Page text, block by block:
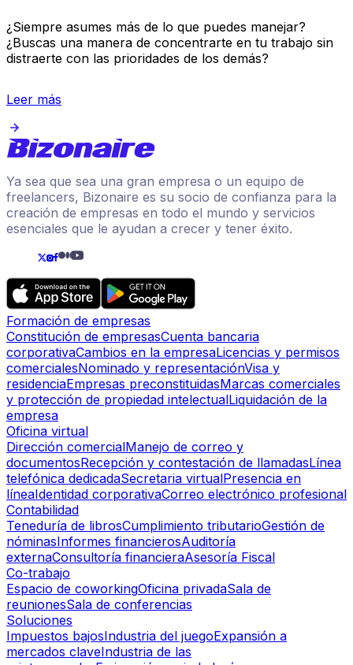
¿Siempre asumes más de lo que puedes manejar?
¿Buscas una manera de concentrarte en tu trabajo sin
distraerte con las prioridades de los demás?
Leer más
Ya sea que sea una gran empresa o un equipo de
freelancers, Bizonaire es su socio de confianza para la
creación de empresas en todo el mundo y servicios
esenciales que le ayudan a crecer y tener éxito.
Formación de empresas
Constitución de empresasCuenta bancaria
corporativaCambios en la empresaLicencias y permisos
comercialesNominado y representaciónVisa y
residenciaEmpresas preconstituidasMarcas comerciales
y protección de propiedad intelectualLiquidación de la
empresa
Oficina virtual
Dirección comercialManejo de correo y
documentosRecepción y contestación de llamadasLínea
telefónica dedicadaSecretaria virtualPresencia en
líneaIdentidad corporativaCorreo electrónico profesional
Contabilidad
Teneduría de librosCumplimiento tributarioGestión de
nóminasInformes financierosAuditoría
externaConsultoría financieraAsesoría Fiscal
Co-trabajo
Espacio de coworkingOficina privadaSala de
reunionesSala de conferencias
Soluciones
Impuestos bajosIndustria del juegoExpansión a
mercados claveIndustria de las